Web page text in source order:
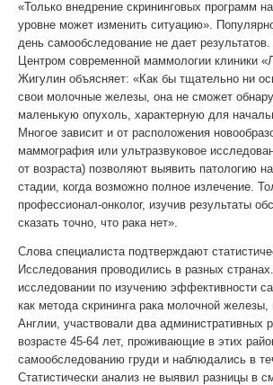
«Только внедрение скрининговых программ
уровне может изменить ситуацию».
день самообследование не дает
Центром современной маммологии клиники
Жигулин объясняет: «Как бы тщательно ни
свои молочные железы, она не сможет
маленькую опухоль, характерную для
Многое зависит и от расположения
маммография или ультразвуковое
от возраста) позволяют выявить патологию
стадии, когда возможно полное излечение.
профессионал-онколог, изучив результаты
сказать точно, что рака нет».
Слова специалиста подтверждают
Исследования проводились в разных
исследовании по изучению эффективности
как метода скрининга рака молочной
Англии, участвовали два
возрасте 45-64 лет, проживающие в этих
самообследованию груди и наблюдались в
Статистически анализ не выявил разницы в